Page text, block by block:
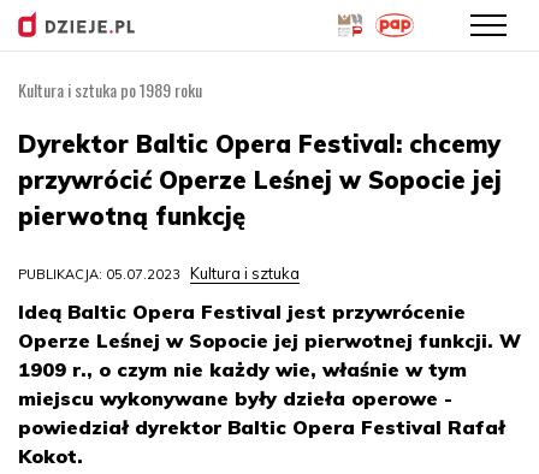
treści
Kultura i sztuka po 1989 roku
Dyrektor Baltic Opera Festival: chcemy
przywrócić Operze Leśnej w Sopocie jej
pierwotną funkcję
PUBLIKACJA: 05.07.2023 Kultura i sztuka
Ideą Baltic Opera Festival jest przywrócenie
Operze Leśnej w Sopocie jej pierwotnej funkcji. W
1909 r., o czym nie każdy wie, właśnie w tym
miejscu wykonywane były dzieła operowe -
powiedział dyrektor Baltic Opera Festival Rafał
Kokot.